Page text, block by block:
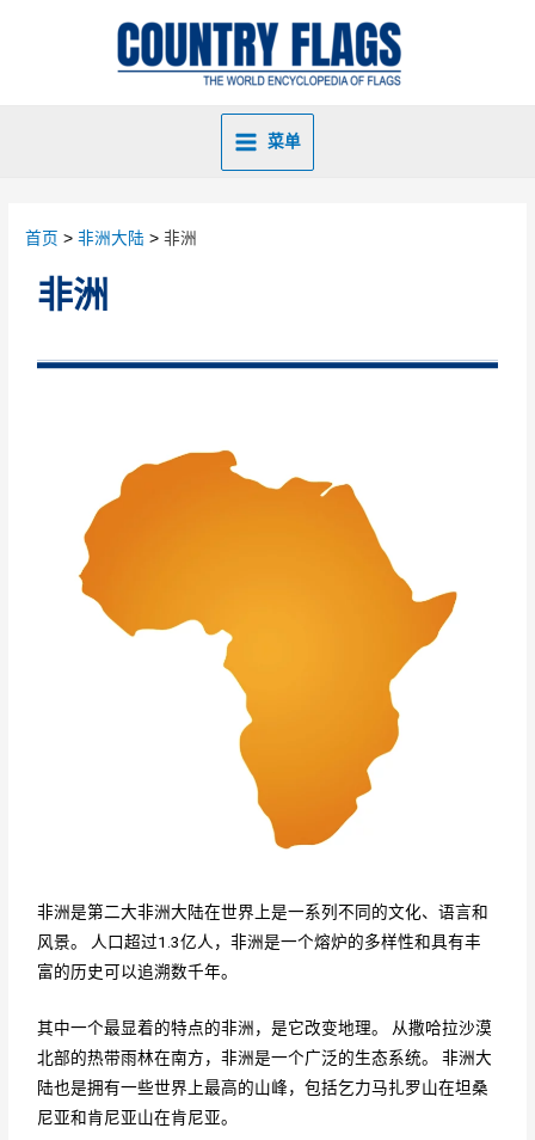
菜单
首页 非洲大陆 非洲
非洲
非洲是第二大非洲大陆在世界上是一系列不同的文化、语言和
风景。 人口超过1.3亿人，非洲是一个熔炉的多样性和具有丰
富的历史可以追溯数千年。
其中一个最显着的特点的非洲，是它改变地理。 从撒哈拉沙漠
北部的热带雨林在南方，非洲是一个广泛的生态系统。 非洲大
陆也是拥有一些世界上最高的山峰，包括乞力马扎罗山在坦桑
尼亚和肯尼亚山在肯尼亚。